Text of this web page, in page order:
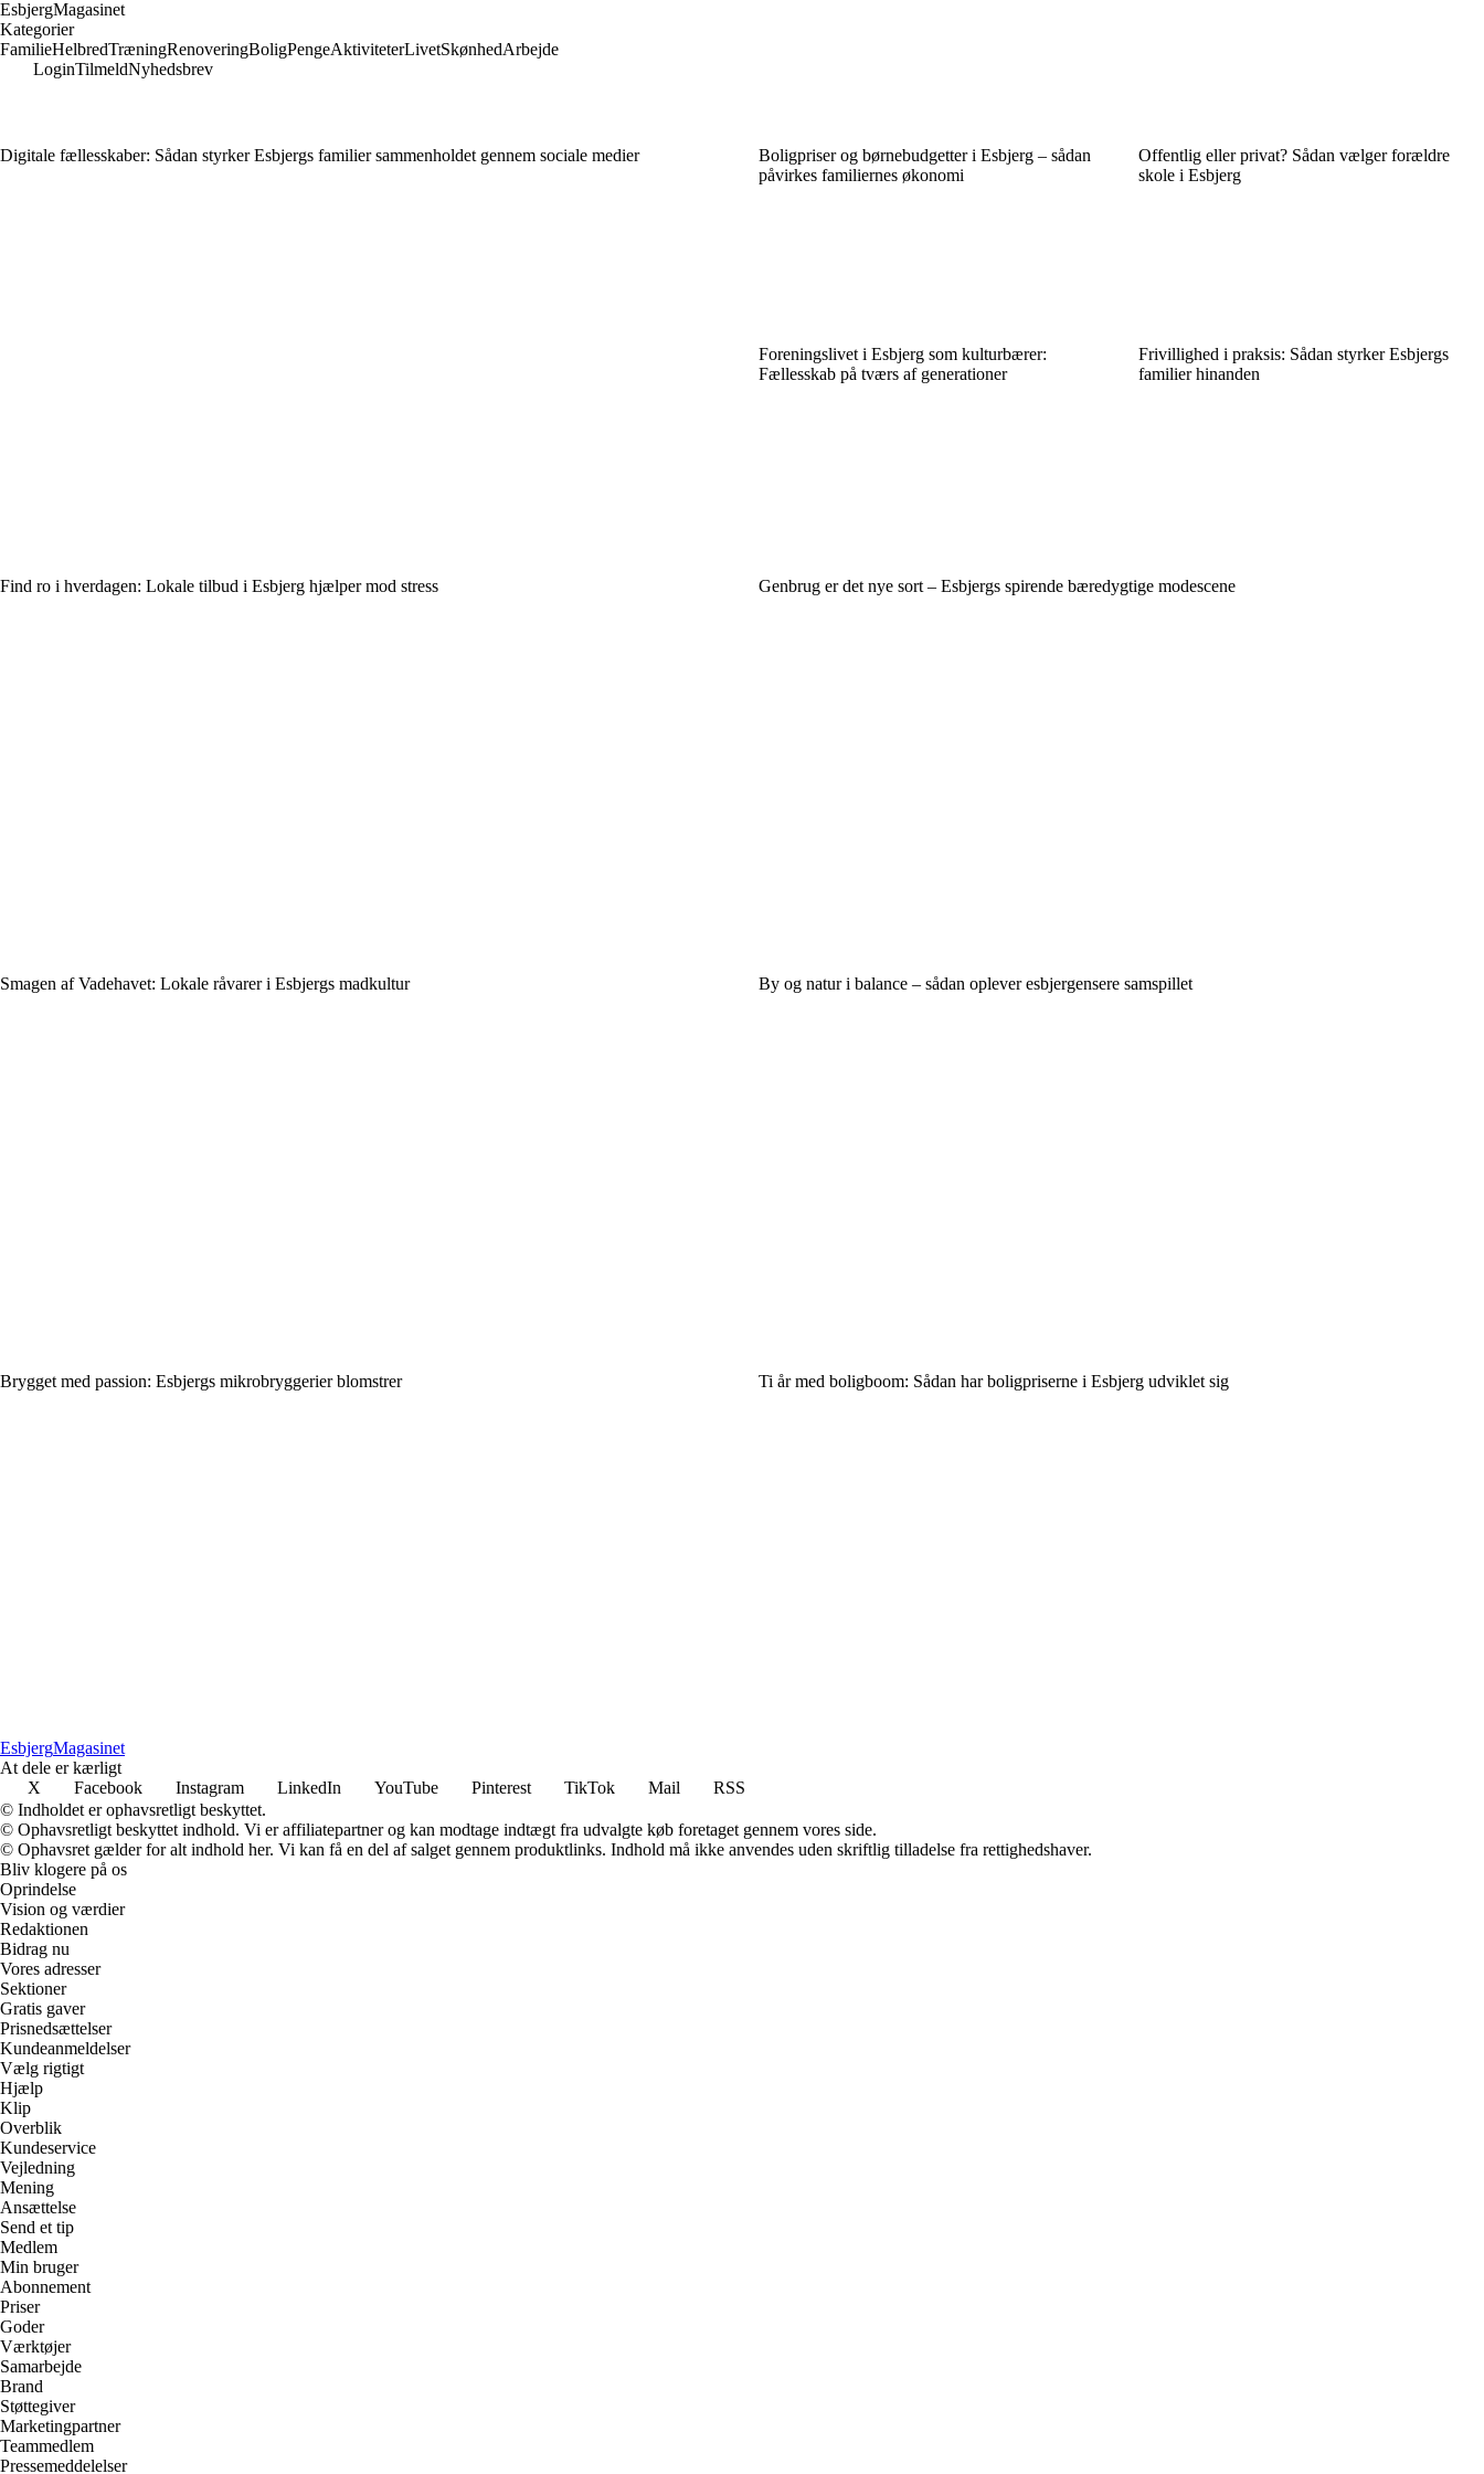
EsbjergMagasinet
Kategorier
FamilieHelbredTræningRenoveringBoligPengeAktiviteterLivetSkønhedArbejde
LoginTilmeldNyhedsbrev
Digitale fællesskaber: Sådan styrker Esbjergs familier sammenholdet gennem sociale medier
Boligpriser og børnebudgetter i Esbjerg – sådan
påvirkes familiernes økonomi
Offentlig eller privat? Sådan vælger forældre
skole i Esbjerg
Foreningslivet i Esbjerg som kulturbærer:
Fællesskab på tværs af generationer
Frivillighed i praksis: Sådan styrker Esbjergs
familier hinanden
Find ro i hverdagen: Lokale tilbud i Esbjerg hjælper mod stress Genbrug er det nye sort – Esbjergs spirende bæredygtige modescene
Smagen af Vadehavet: Lokale råvarer i Esbjergs madkultur By og natur i balance – sådan oplever esbjergensere samspillet
Brygget med passion: Esbjergs mikrobryggerier blomstrer Ti år med boligboom: Sådan har boligpriserne i Esbjerg udviklet sig
EsbjergMagasinet
At dele er kærligt
X
Facebook Instagram LinkedIn YouTube Pinterest TikTok Mail
RSS
© Indholdet er ophavsretligt beskyttet.
© Ophavsretligt beskyttet indhold. Vi er affiliatepartner og kan modtage indtægt fra udvalgte køb foretaget gennem vores side.
© Ophavsret gælder for alt indhold her. Vi kan få en del af salget gennem produktlinks. Indhold må ikke anvendes uden skriftlig tilladelse fra rettighedshaver.
Bliv klogere på os
Oprindelse
Vision og værdier
Redaktionen
Bidrag nu
Vores adresser
Sektioner
Gratis gaver
Prisnedsættelser
Kundeanmeldelser
Vælg rigtigt
Hjælp
Klip
Overblik
Kundeservice
Vejledning
Mening
Ansættelse
Send et tip
Medlem
Min bruger
Abonnement
Priser
Goder
Værktøjer
Samarbejde
Brand
Støttegiver
Marketingpartner
Teammedlem
Pressemeddelelser